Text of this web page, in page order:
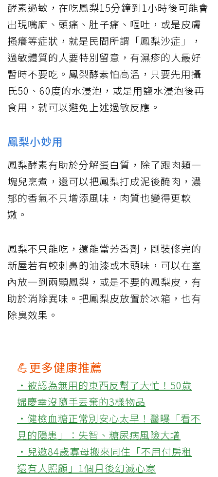
酵素過敏，在吃鳳梨15分鐘到1小時後可能會
出現嘴麻、頭痛、肚子痛、嘔吐，或是皮膚
搔癢等症狀，就是民間所謂「鳳梨沙症」，
過敏體質的人要特別留意，有濕疹的人最好
暫時不要吃。鳳梨酵素怕高溫，只要先用攝
氏50、60度的水浸泡，或是用鹽水浸泡後再
食用，就可以避免上述過敏反應。
鳳梨小妙用
鳳梨酵素有助於分解蛋白質，除了跟肉類一
塊兒烹煮，還可以把鳳梨打成泥後醃肉，濃
郁的香氣不只增添風味，肉質也變得更軟
嫩。
鳳梨不只能吃，還能當芳香劑，剛裝修完的
新屋若有較刺鼻的油漆或木頭味，可以在室
內放一到兩顆鳳梨，或是不要的鳳梨皮，有
助於消除異味。把鳳梨皮放置於冰箱，也有
除臭效果。
💪更多健康推薦
‧被認為無用的東西反幫了大忙！50歲
婦慶幸沒隨手丟棄的3樣物品
‧健檢血糖正常別安心太早！醫曝「看不
見的隱患」：失智、糖尿病風險大增
‧兒邀84歲寡母搬來同住「不用付房租
還有人照顧」1個月後幻滅心寒